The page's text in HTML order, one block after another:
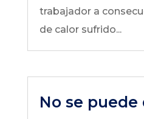
trabajador a
de calor sufrido...
No se puede